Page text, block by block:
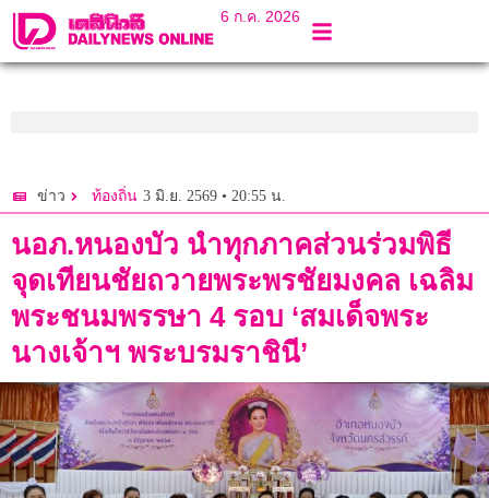
6 ก.ค. 2026
ข่าว ท้องถิ่น 3 มิ.ย. 2569 • 20:55 น.
นอภ.หนองบัว นำทุกภาคส่วนร่วมพิธี
จุดเทียนชัยถวายพระพรชัยมงคล เฉลิม
พระชนมพรรษา 4 รอบ ‘สมเด็จพระ
นางเจ้าฯ พระบรมราชินี’